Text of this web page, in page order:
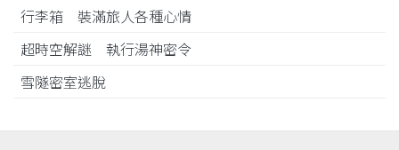
行李箱 裝滿旅人各種心情
超時空解謎 執行湯神密令
雪隧密室逃脫